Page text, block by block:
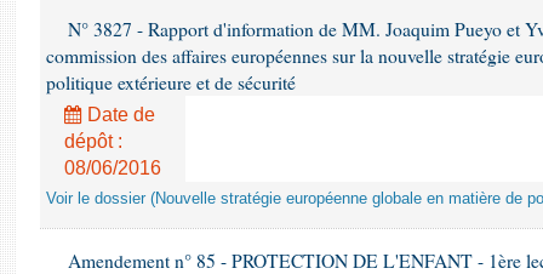
N° 3827 - Rapport d'information de MM. Joaquim Pueyo et
commission des affaires européennes sur la nouvelle stratégie
politique extérieure et de sécurité
Date de
dépôt :
08/06/2016
Voir le dossier (Nouvelle stratégie européenne globale en matière de
Amendement n° 85 - PROTECTION DE L'ENFANT - 1ère